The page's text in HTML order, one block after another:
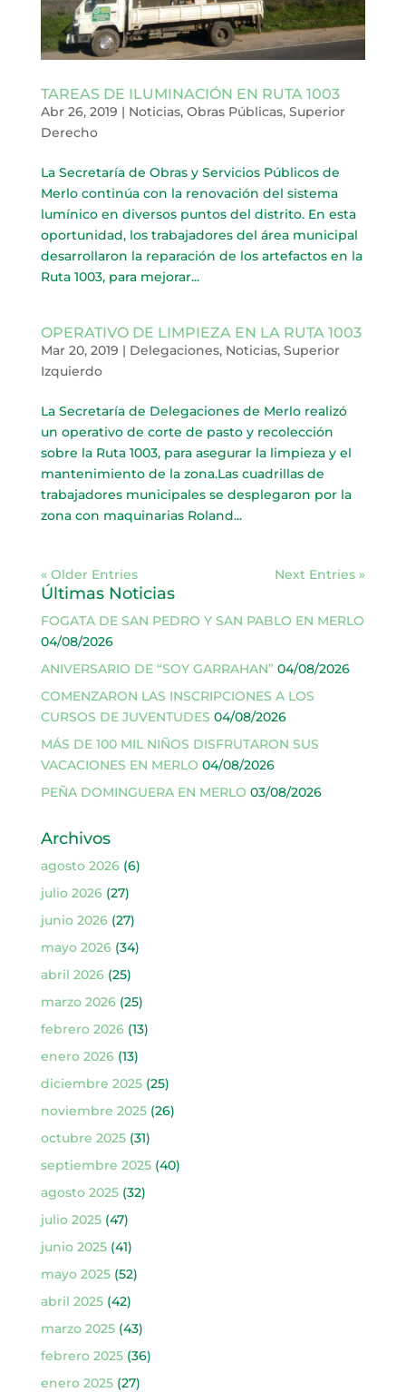
TAREAS DE ILUMINACIÓN EN RUTA 1003
Abr 26, 2019 | Noticias, Obras Públicas, Superior
Derecho
La Secretaría de Obras y Servicios Públicos de
Merlo continúa con la renovación del sistema
lumínico en diversos puntos del distrito. En esta
oportunidad, los trabajadores del área municipal
desarrollaron la reparación de los artefactos en la
Ruta 1003, para mejorar...
OPERATIVO DE LIMPIEZA EN LA RUTA 1003
Mar 20, 2019 | Delegaciones, Noticias, Superior
Izquierdo
La Secretaría de Delegaciones de Merlo realizó
un operativo de corte de pasto y recolección
sobre la Ruta 1003, para asegurar la limpieza y el
mantenimiento de la zona.Las cuadrillas de
trabajadores municipales se desplegaron por la
zona con maquinarias Roland...
« Older Entries Next Entries »
Últimas Noticias
FOGATA DE SAN PEDRO Y SAN PABLO EN MERLO
04/08/2026
ANIVERSARIO DE “SOY GARRAHAN” 04/08/2026
COMENZARON LAS INSCRIPCIONES A LOS
CURSOS DE JUVENTUDES 04/08/2026
MÁS DE 100 MIL NIÑOS DISFRUTARON SUS
VACACIONES EN MERLO 04/08/2026
PEÑA DOMINGUERA EN MERLO 03/08/2026
Archivos
agosto 2026(6)
julio 2026(27)
junio 2026(27)
mayo 2026(34)
abril 2026(25)
marzo 2026(25)
febrero 2026(13)
enero 2026(13)
diciembre 2025(25)
noviembre 2025(26)
octubre 2025(31)
septiembre 2025(40)
agosto 2025(32)
julio 2025(47)
junio 2025(41)
mayo 2025(52)
abril 2025(42)
marzo 2025(43)
febrero 2025(36)
enero 2025(27)